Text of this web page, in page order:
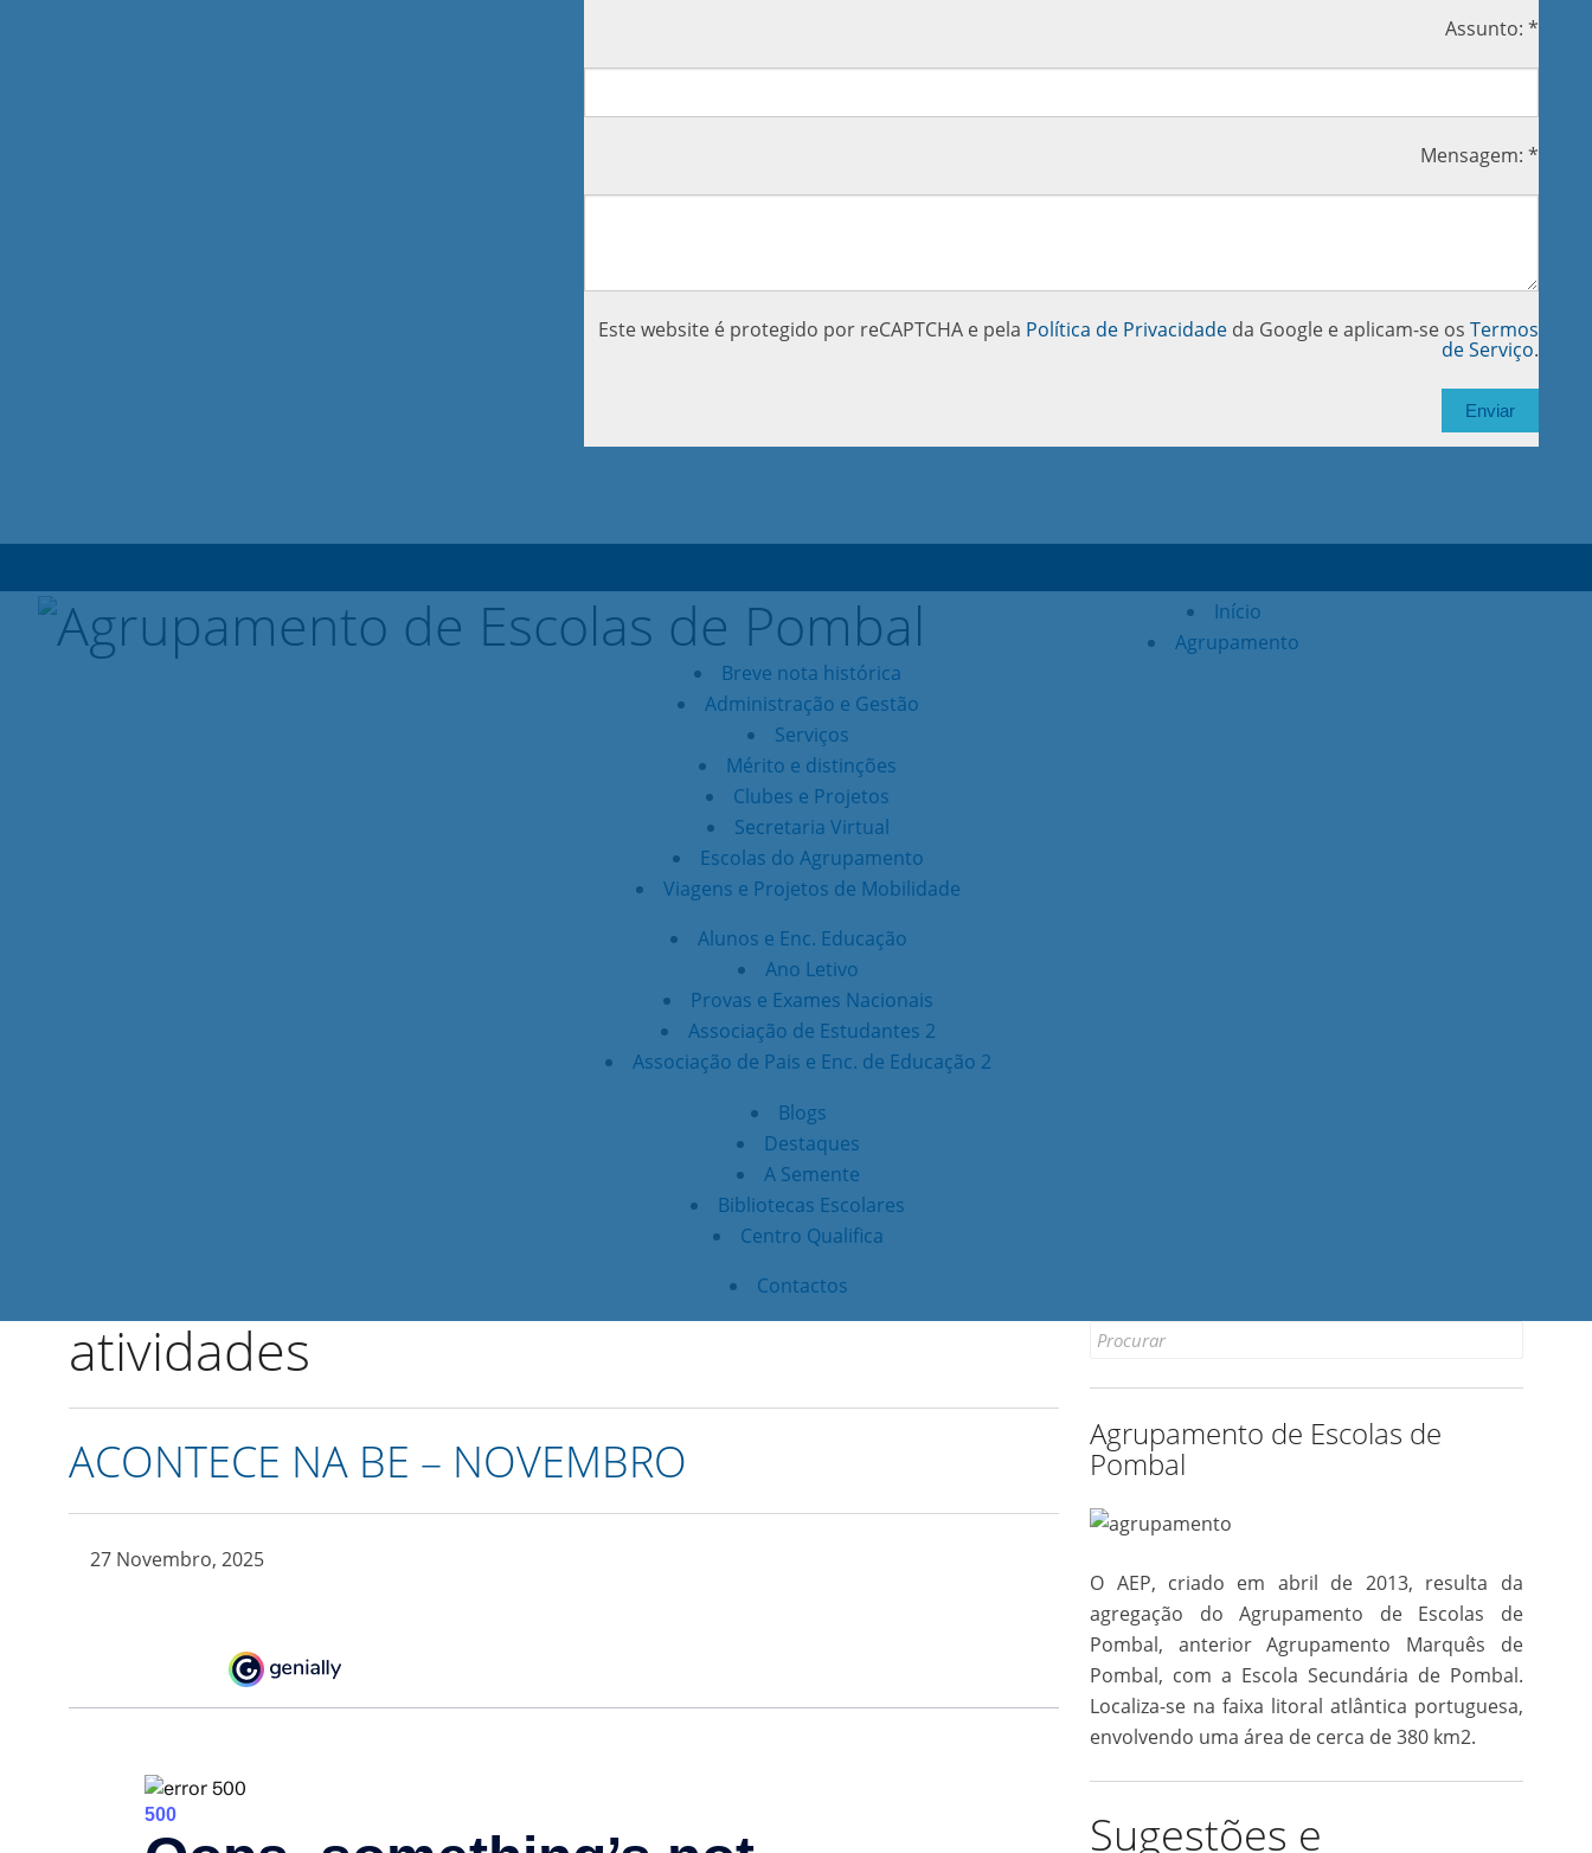
Assunto: *
Mensagem: *
Este website é protegido por reCAPTCHA e pela Política de Privacidadeda Google e aplicam-se os Termos
de Serviço.
Início
Agrupamento
Breve nota histórica
Administração e Gestão
Serviços
Mérito e distinções
Clubes e Projetos
Secretaria Virtual
Escolas do Agrupamento
Viagens e Projetos de Mobilidade
Alunos e Enc. Educação
Ano Letivo
Provas e Exames Nacionais
Associação de Estudantes 2
Associação de Pais e Enc. de Educação 2
Blogs
Destaques
A Semente
Bibliotecas Escolares
Centro Qualifica
Contactos
atividades
ACONTECE NA BE – NOVEMBRO
27 Novembro, 2025
Search
Agrupamento de Escolas de
Pombal
O AEP, criado em abril de 2013, resulta da
agregação do Agrupamento de Escolas de
Pombal, anterior Agrupamento Marquês de
Pombal, com a Escola Secundária de Pombal.
Localiza-se na faixa litoral atlântica portuguesa,
envolvendo uma área de cerca de 380 km2.
Sugestões e